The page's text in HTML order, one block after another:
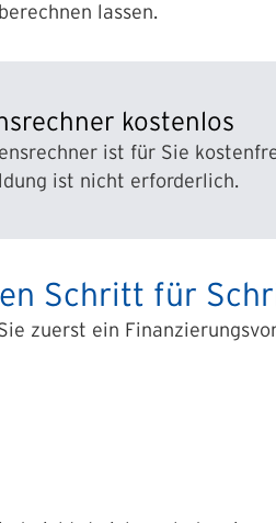
lassen.
kostenlos
ist für Sie
ist nicht erforderlich.
Schritt für
zuerst ein